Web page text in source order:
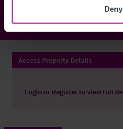
Deny
Access Property Details
Login or Registerto view full